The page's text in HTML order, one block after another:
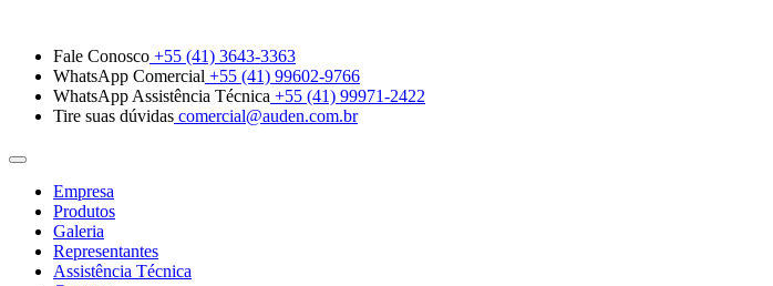
Fale Conosco +55 (41) 3643-3363
WhatsApp Comercial +55 (41) 99602-9766
WhatsApp Assistência Técnica +55 (41) 99971-2422
Tire suas dúvidas comercial@auden.com.br
Empresa
Produtos
Galeria
Representantes
Assistência Técnica